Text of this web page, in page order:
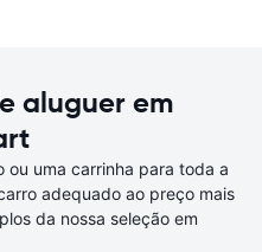
aluguer em
ou uma carrinha para toda a
adequado ao preço mais
da nossa seleção em